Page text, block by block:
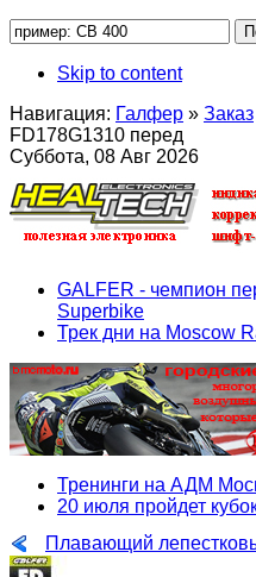
Skip to content
Навигация: Галфер » Заказ
FD178G1310 перед
Суббота, 08 Авг 2026
GALFER - чемпион
Superbike
Трек дни на Moscow
Тренинги на АДМ
20 июля пройдет
Плавающий